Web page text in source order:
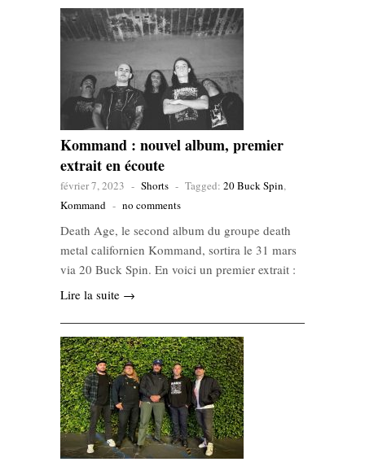
Kommand : nouvel album, premier
extrait en écoute
février 7, 2023 - Shorts - Tagged: 20 Buck Spin,
Kommand - no comments
Death Age, le second album du groupe death
metal californien Kommand, sortira le 31 mars
via 20 Buck Spin. En voici un premier extrait :
Lire la suite →